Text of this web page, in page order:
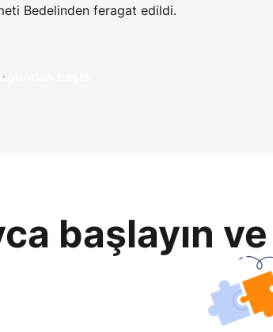
Bedelinden feragat edildi.
başla
başlayın